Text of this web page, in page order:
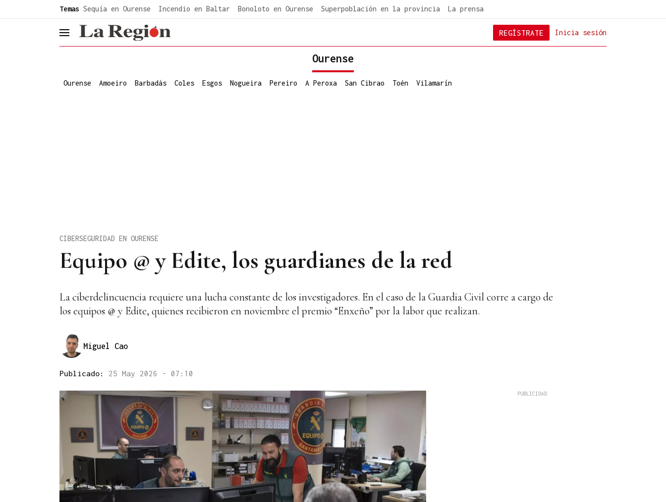
Temas Sequía en Ourense Incendio en Baltar Bonoloto en Ourense Superpoblación en la provincia La prensa
header.menu.open Inicia sesión
REGÍSTRATE
Ourense
Ourense Amoeiro Barbadás Coles Esgos Nogueira Pereiro A Peroxa San Cibrao Toén Vilamarín
Equipo @ y Edite, los guardianes de la red
CIBERSEGURIDAD EN OURENSE
La ciberdelincuencia requiere una lucha constante de los investigadores. En el caso de la Guardia Civil corre a cargo de
los equipos @ y Edite, quienes recibieron en noviembre el premio “Enxeño” por la labor que realizan.
Miguel Cao
Publicado: 25 May 2026 - 07:10